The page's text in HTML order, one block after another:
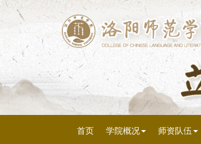
首页 学院概况 师资队伍